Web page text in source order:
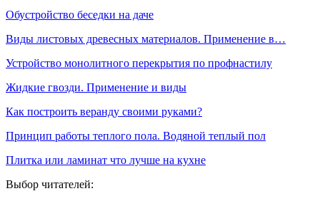
Обустройство беседки на даче
Виды листовых древесных материалов. Применение в…
Устройство монолитного перекрытия по профнастилу
Жидкие гвозди. Применение и виды
Как построить веранду своими руками?
Принцип работы теплого пола. Водяной теплый пол
Плитка или ламинат что лучше на кухне
Выбор читателей: